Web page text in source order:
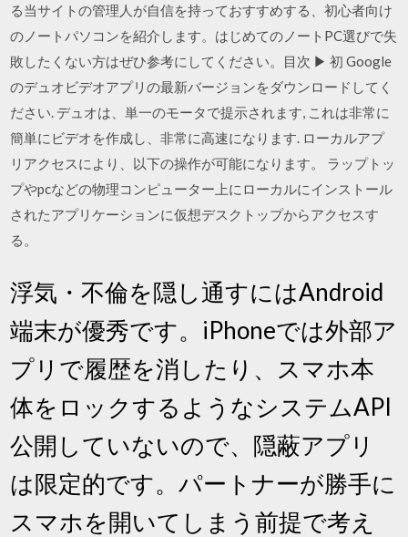
る当サイトの管理人が自信を持っておすすめする、初心者向け
のノートパソコンを紹介します。はじめてのノートPC選びで失
敗したくない方はぜひ参考にしてください。目次 ▶ 初 Google
のデュオビデオアプリの最新バージョンをダウンロードしてく
ださい. デュオは、単一のモータで提示されます, これは非常に
簡単にビデオを作成し、非常に高速になります. ローカルアプ
リアクセスにより、以下の操作が可能になります。 ラップトッ
プやpcなどの物理コンピューター上にローカルにインストール
されたアプリケーションに仮想デスクトップからアクセスす
る。
浮気・不倫を隠し通すにはAndroid
端末が優秀です。iPhoneでは外部ア
プリで履歴を消したり、スマホ本
体をロックするようなシステムAPI
公開していないので、隠蔽アプリ
は限定的です。パートナーが勝手に
スマホを開いてしまう前提で考え